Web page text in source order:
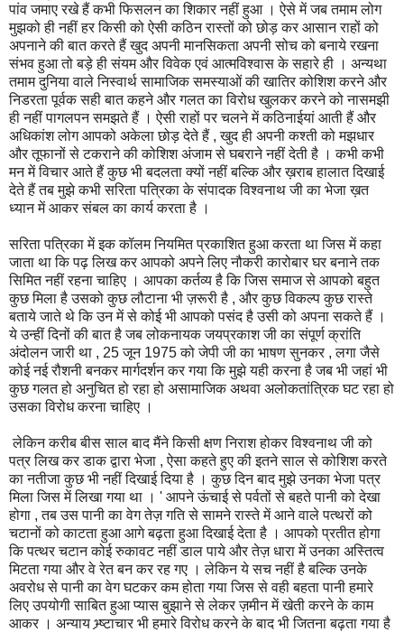
पांव जमाए रखे हैं कभी फिसलन का शिकार नहीं हुआ । ऐसे में जब तमाम लोग
मुझको ही नहीं हर किसी को ऐसी कठिन रास्तों को छोड़ कर आसान राहों को
अपनाने की बात करते हैं खुद अपनी मानसिकता अपनी सोच को बनाये रखना
संभव हुआ तो बड़े ही संयम और विवेक एवं आत्मविश्वास के सहारे ही । अन्यथा
तमाम दुनिया वाले निस्वार्थ सामाजिक समस्याओं की खातिर कोशिश करने और
निडरता पूर्वक सही बात कहने और गलत का विरोध खुलकर करने को नासमझी
ही नहीं पागलपन समझते हैं । ऐसी राहों पर चलने में कठिनाईयां आती हैं और
अधिकांश लोग आपको अकेला छोड़ देते हैं , खुद ही अपनी कश्ती को मझधार
और तूफानों से टकराने की कोशिश अंजाम से घबराने नहीं देती है । कभी कभी
मन में विचार आते हैं कुछ भी बदलता क्यों नहीं बल्कि और ख़राब हालात दिखाई
देते हैं तब मुझे कभी सरिता पत्रिका के संपादक विश्वनाथ जी का भेजा ख़त
ध्यान में आकर संबल का कार्य करता है ।
सरिता पत्रिका में इक कॉलम नियमित प्रकाशित हुआ करता था जिस में कहा
जाता था कि पढ़ लिख कर आपको अपने लिए नौकरी कारोबार घर बनाने तक
सिमित नहीं रहना चाहिए । आपका कर्तव्य है कि जिस समाज से आपको बहुत
कुछ मिला है उसको कुछ लौटाना भी ज़रूरी है , और कुछ विकल्प कुछ रास्ते
बताये जाते थे कि उन में से कोई भी आपको पसंद है उसी को अपना सकते हैं ।
ये उन्हीं दिनों की बात है जब लोकनायक जयप्रकाश जी का संपूर्ण क्रांति
अंदोलन जारी था , 25 जून 1975 को जेपी जी का भाषण सुनकर , लगा जैसे
कोई नई रौशनी बनकर मार्गदर्शन कर गया कि मुझे यही करना है जब भी जहां भी
कुछ गलत हो अनुचित हो रहा हो असामाजिक अथवा अलोकतांत्रिक घट रहा हो
उसका विरोध करना चाहिए ।
लेकिन करीब बीस साल बाद मैंने किसी क्षण निराश होकर विश्वनाथ जी को
पत्र लिख कर डाक द्वारा भेजा , ऐसा कहते हुए की इतने साल से कोशिश करते
का नतीजा कुछ भी नहीं दिखाई दिया है । कुछ दिन बाद मुझे उनका भेजा पत्र
मिला जिस में लिखा गया था । ' आपने ऊंचाई से पर्वतों से बहते पानी को देखा
होगा , तब उस पानी का वेग तेज़ गति से सामने रास्ते में आने वाले पत्थरों को
चटानों को काटता हुआ आगे बढ़ता हुआ दिखाई देता है । आपको प्रतीत होगा
कि पत्थर चटान कोई रुकावट नहीं डाल पाये और तेज़ धारा में उनका अस्तित्व
मिटता गया और वे रेत बन कर रह गए । लेकिन ये सच नहीं है बल्कि उनके
अवरोध से पानी का वेग घटकर कम होता गया जिस से वही बहता पानी हमारे
लिए उपयोगी साबित हुआ प्यास बुझाने से लेकर ज़मीन में खेती करने के काम
आकर । अन्याय भ्र्ष्टाचार भी हमारे विरोध करने के बाद भी जितना बढ़ता गया है